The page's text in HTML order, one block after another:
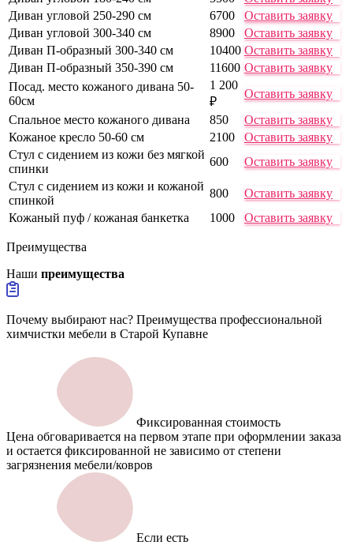
Диван угловой 250-290 см
6700
Оставить заявку
Диван угловой 300-340 см
8900
Оставить заявку
Диван П-образный 300-340 см
10400 Оставить заявку
Диван П-образный 350-390 см
11600 Оставить заявку
Посад. место кожаного дивана 50-
60см
1 200
₽
Оставить заявку
Спальное место кожаного дивана
850
Оставить заявку
Кожаное кресло 50-60 см
2100
Оставить заявку
Стул с сидением из кожи без мягкой
спинки
600
Оставить заявку
Стул с сидением из кожи и кожаной
спинкой
800
Оставить заявку
Кожаный пуф / кожаная банкетка
1000 Оставить заявку
Преимущества
Наши преимущества
Почему выбирают нас? Преимущества профессиональной
химчистки мебели в Старой Купавне
Фиксированная стоимость
Цена обговаривается на первом этапе при оформлении заказа
и остается фиксированной не зависимо от степени
загрязнения мебели/ковров
Если есть